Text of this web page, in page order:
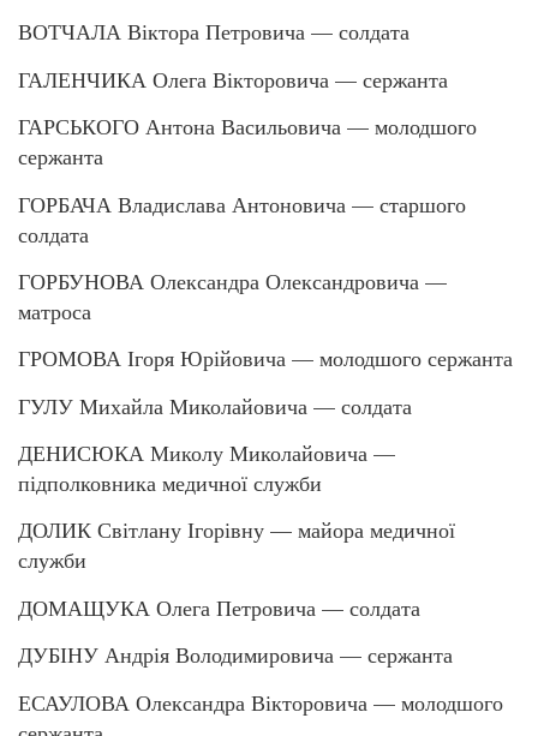
ВОТЧАЛА Віктора Петровича — солдата
ГАЛЕНЧИКА Олега Вікторовича — сержанта
ГАРСЬКОГО Антона Васильовича — молодшого
сержанта
ГОРБАЧА Владислава Антоновича — старшого
солдата
ГОРБУНОВА Олександра Олександровича —
матроса
ГРОМОВА Ігоря Юрійовича — молодшого сержанта
ГУЛУ Михайла Миколайовича — солдата
ДЕНИСЮКА Миколу Миколайовича —
підполковника медичної служби
ДОЛИК Світлану Ігорівну — майора медичної
служби
ДОМАЩУКА Олега Петровича — солдата
ДУБІНУ Андрія Володимировича — сержанта
ЕСАУЛОВА Олександра Вікторовича — молодшого